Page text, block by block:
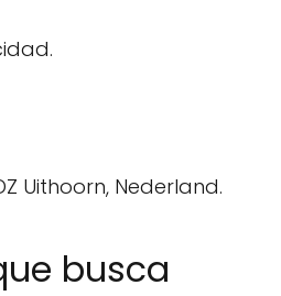
Uithoorn, Nederland.
busca